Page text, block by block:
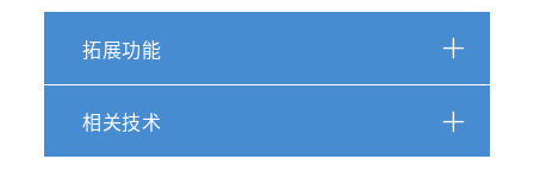
拓展功能
相关技术